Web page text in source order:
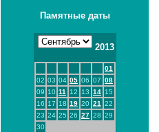
Памятные даты
2013
01
02 03 04 05 06 07 08
09 10 11 12 13 14 15
16 17 18 19 20 21
22
23 24 25 26 27 28 29
30